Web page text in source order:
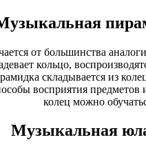
от большинства
кольцо,
складывается из
восприятия
колец можно
Музыкальная